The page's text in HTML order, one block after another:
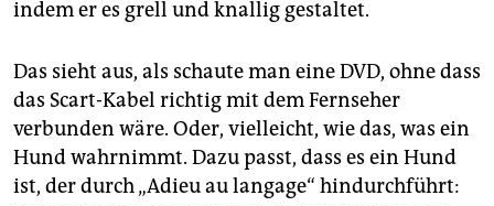
indem er es grell und knallig gestaltet.
Das sieht aus, als schaute man eine DVD, ohne dass
das Scart-Kabel richtig mit dem Fernseher
verbunden wäre. Oder, vielleicht, wie das, was ein
Hund wahrnimmt. Dazu passt, dass es ein Hund
ist, der durch „Adieu au langage“ hindurchführt: